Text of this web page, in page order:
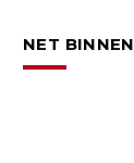
NET BINNEN